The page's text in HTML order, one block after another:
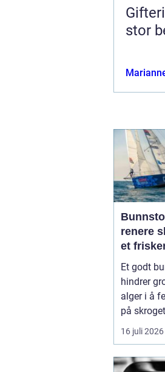
Giftering et lite
stor
renere
et
Et godt
hindrer
alger i å
på
holder
far...
16 juli 2026